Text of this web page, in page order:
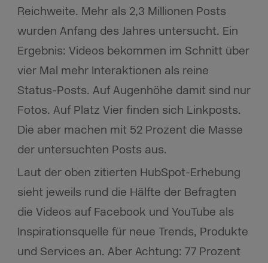
Reichweite. Mehr als 2,3 Millionen Posts
wurden Anfang des Jahres untersucht. Ein
Ergebnis: Videos bekommen im Schnitt über
vier Mal mehr Interaktionen als reine
Status-Posts. Auf Augenhöhe damit sind nur
Fotos. Auf Platz Vier finden sich Linkposts.
Die aber machen mit 52 Prozent die Masse
der untersuchten Posts aus.
Laut der oben zitierten HubSpot-Erhebung
sieht jeweils rund die Hälfte der Befragten
die Videos auf Facebook und YouTube als
Inspirationsquelle für neue Trends, Produkte
und Services an. Aber Achtung: 77 Prozent